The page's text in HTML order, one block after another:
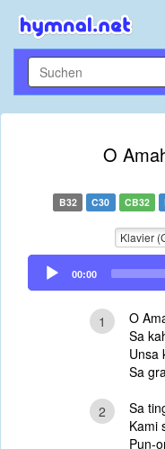
O
B32 C30 CB32
Klavier
Audio
Player
00:00
1
O
Sa
Unsa
Sa
2
Sa
Kami
Pun-